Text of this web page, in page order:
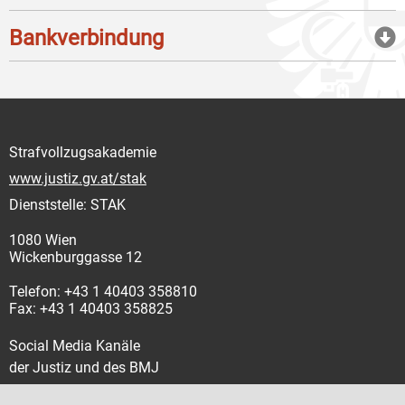
Bankverbindung
Strafvollzugsakademie
www.justiz.gv.at/stak
Dienststelle: STAK
1080 Wien
Wickenburggasse 12
Telefon: +43 1 40403 358810
Fax: +43 1 40403 358825
Social Media Kanäle
der Justiz und des BMJ